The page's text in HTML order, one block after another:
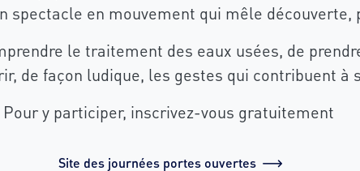
spectacle en mouvement qui mêle
le traitement des eaux usées, de
de façon ludique, les gestes qui contribuent à
Pour y participer, inscrivez-vous gratuitement
Site des journées portes ouvertes